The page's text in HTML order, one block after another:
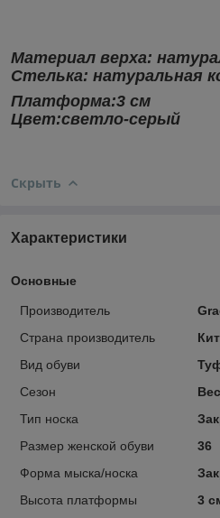
Материал верха:
Стелька: натуральная
Платформа:3 см
Цвет:светло-серый
Скрыть
Характеристики
Основные
Производитель
Страна производитель
Вид обуви
Сезон
Тип носка
Размер женской обуви
36
Форма мыска/носка
Высота платформы
3